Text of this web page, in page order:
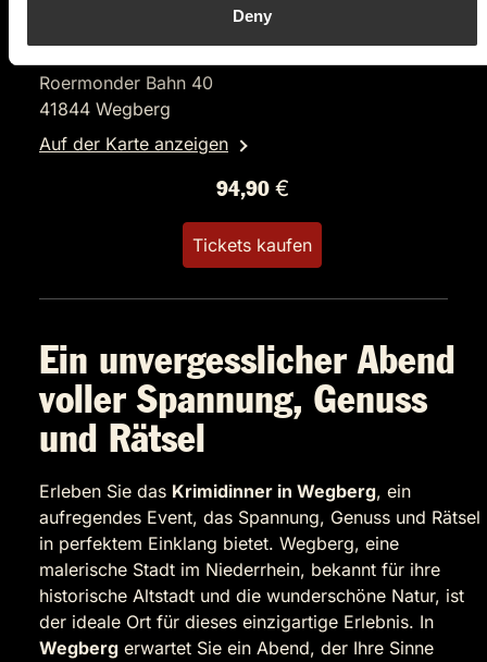
Deny
Roermonder Bahn 40
41844 Wegberg
Auf der Karte anzeigen
94,90 €
Tickets kaufen
Ein unvergesslicher Abend
voller Spannung, Genuss
und Rätsel
Erleben Sie das Krimidinner in Wegberg, ein
aufregendes Event, das Spannung, Genuss und Rätsel
in perfektem Einklang bietet. Wegberg, eine
malerische Stadt im Niederrhein, bekannt für ihre
historische Altstadt und die wunderschöne Natur, ist
der ideale Ort für dieses einzigartige Erlebnis. In
Wegberg erwartet Sie ein Abend, der Ihre Sinne